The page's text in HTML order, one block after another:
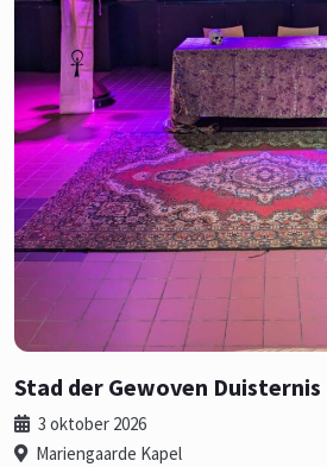
Stad der Gewoven Duisternis
3 oktober 2026
Mariengaarde Kapel